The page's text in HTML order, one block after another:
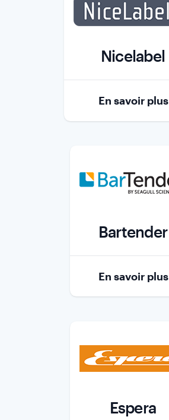
Nicelabel
Role
En savoir plus
Bartender
Role
En savoir plus
Espera